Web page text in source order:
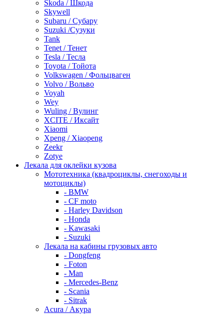
Skoda / Шкода
Skywell
Subaru / Субару
Suzuki /Сузуки
Tank
Tenet / Тенет
Tesla / Тесла
Toyota / Тойота
Volkswagen / Фольцваген
Volvo / Вольво
Voyah
Wey
Wuling / Вулинг
XCITE / Иксайт
Xiaomi
Xpeng / Xiaopeng
Zeekr
Zotye
Лекала для оклейки кузова
Мототехника (квадроциклы, снегоходы и
мотоциклы)
- BMW
- CF moto
- Harley Davidson
- Honda
- Kawasaki
- Suzuki
Лекала на кабины грузовых авто
- Dongfeng
- Foton
- Man
- Mercedes-Benz
- Scania
- Sitrak
Acura / Акура